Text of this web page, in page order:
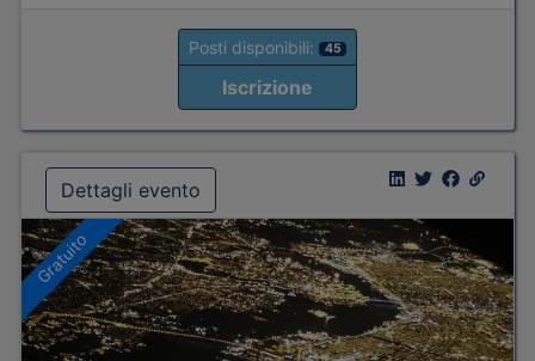
Posti disponibili: 45
Iscrizione
Dettagli evento
Gratuito